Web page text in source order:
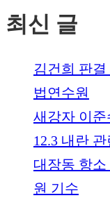
최신 글
김건희 판
법연수원
새강자 이준
12.3 내란
대장동 항
원 기수